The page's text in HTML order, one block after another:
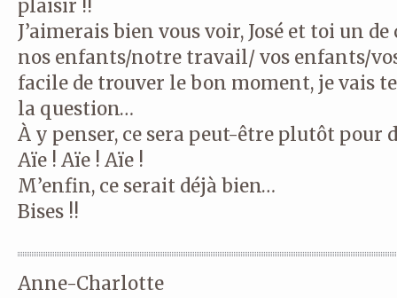
plaisir !!
J’aimerais bien vous voir, José et toi un
nos enfants/notre travail/ vos enfants/vos
facile de trouver le bon moment, je vais
la question…
À y penser, ce sera peut-être plutôt pour
Aïe ! Aïe ! Aïe !
M’enfin, ce serait déjà bien…
Bises !!
Anne-Charlotte